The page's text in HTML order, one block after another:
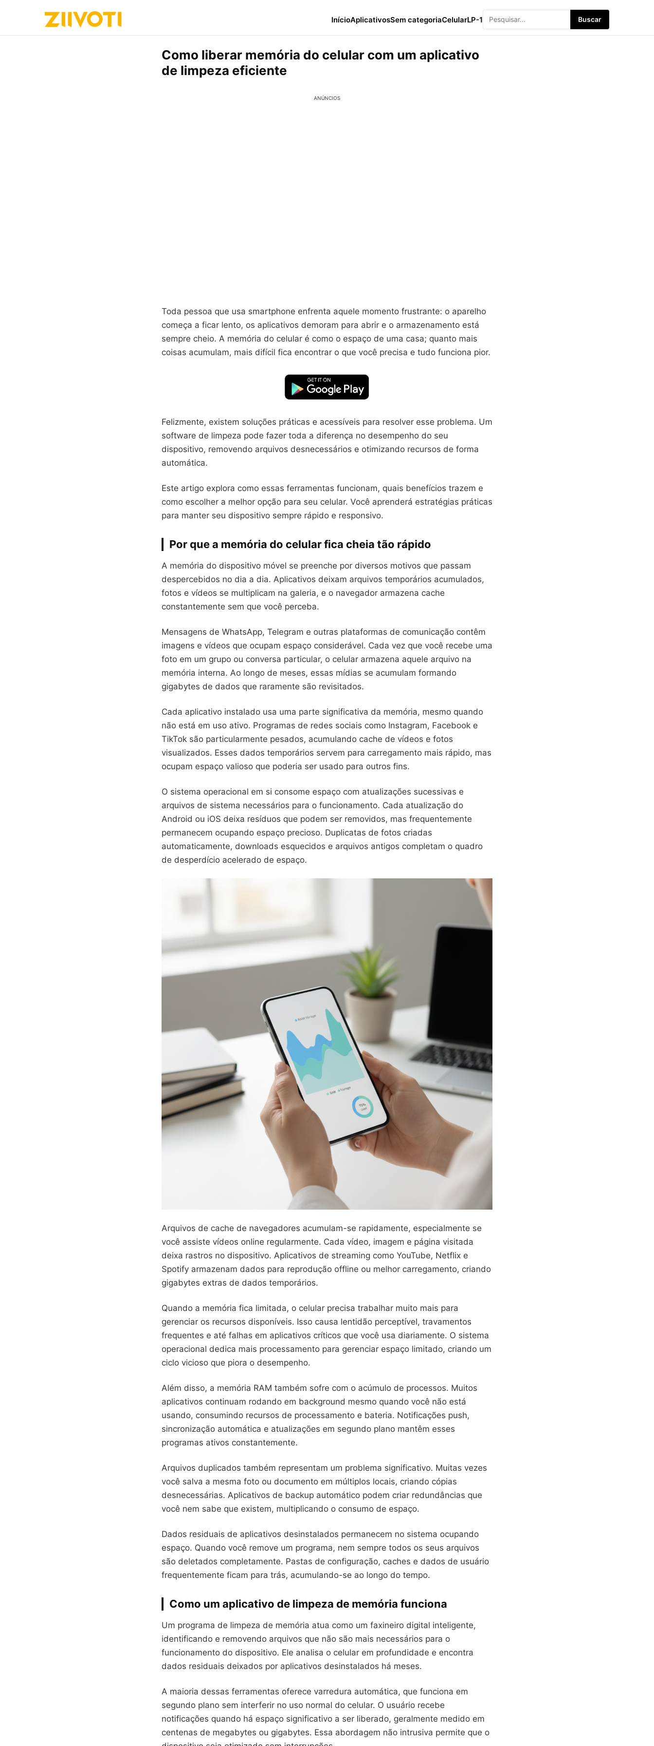
InícioAplicativosSem categoriaCelularLP-1 Buscar
Como liberar memória do celular com um aplicativo
de limpeza eficiente
ANÚNCIOS
Toda pessoa que usa smartphone enfrenta aquele momento frustrante: o aparelho
começa a ficar lento, os aplicativos demoram para abrir e o armazenamento está
sempre cheio. A memória do celular é como o espaço de uma casa; quanto mais
coisas acumulam, mais difícil fica encontrar o que você precisa e tudo funciona pior.
Felizmente, existem soluções práticas e acessíveis para resolver esse problema. Um
software de limpeza pode fazer toda a diferença no desempenho do seu
dispositivo, removendo arquivos desnecessários e otimizando recursos de forma
automática.
Este artigo explora como essas ferramentas funcionam, quais benefícios trazem e
como escolher a melhor opção para seu celular. Você aprenderá estratégias práticas
para manter seu dispositivo sempre rápido e responsivo.
Por que a memória do celular fica cheia tão rápido
A memória do dispositivo móvel se preenche por diversos motivos que passam
despercebidos no dia a dia. Aplicativos deixam arquivos temporários acumulados,
fotos e vídeos se multiplicam na galeria, e o navegador armazena cache
constantemente sem que você perceba.
Mensagens de WhatsApp, Telegram e outras plataformas de comunicação contêm
imagens e vídeos que ocupam espaço considerável. Cada vez que você recebe uma
foto em um grupo ou conversa particular, o celular armazena aquele arquivo na
memória interna. Ao longo de meses, essas mídias se acumulam formando
gigabytes de dados que raramente são revisitados.
Cada aplicativo instalado usa uma parte significativa da memória, mesmo quando
não está em uso ativo. Programas de redes sociais como Instagram, Facebook e
TikTok são particularmente pesados, acumulando cache de vídeos e fotos
visualizados. Esses dados temporários servem para carregamento mais rápido, mas
ocupam espaço valioso que poderia ser usado para outros fins.
O sistema operacional em si consome espaço com atualizações sucessivas e
arquivos de sistema necessários para o funcionamento. Cada atualização do
Android ou iOS deixa resíduos que podem ser removidos, mas frequentemente
permanecem ocupando espaço precioso. Duplicatas de fotos criadas
automaticamente, downloads esquecidos e arquivos antigos completam o quadro
de desperdício acelerado de espaço.
Arquivos de cache de navegadores acumulam-se rapidamente, especialmente se
você assiste vídeos online regularmente. Cada vídeo, imagem e página visitada
deixa rastros no dispositivo. Aplicativos de streaming como YouTube, Netflix e
Spotify armazenam dados para reprodução offline ou melhor carregamento, criando
gigabytes extras de dados temporários.
Quando a memória fica limitada, o celular precisa trabalhar muito mais para
gerenciar os recursos disponíveis. Isso causa lentidão perceptível, travamentos
frequentes e até falhas em aplicativos críticos que você usa diariamente. O sistema
operacional dedica mais processamento para gerenciar espaço limitado, criando um
ciclo vicioso que piora o desempenho.
Além disso, a memória RAM também sofre com o acúmulo de processos. Muitos
aplicativos continuam rodando em background mesmo quando você não está
usando, consumindo recursos de processamento e bateria. Notificações push,
sincronização automática e atualizações em segundo plano mantêm esses
programas ativos constantemente.
Arquivos duplicados também representam um problema significativo. Muitas vezes
você salva a mesma foto ou documento em múltiplos locais, criando cópias
desnecessárias. Aplicativos de backup automático podem criar redundâncias que
você nem sabe que existem, multiplicando o consumo de espaço.
Dados residuais de aplicativos desinstalados permanecem no sistema ocupando
espaço. Quando você remove um programa, nem sempre todos os seus arquivos
são deletados completamente. Pastas de configuração, caches e dados de usuário
frequentemente ficam para trás, acumulando-se ao longo do tempo.
Como um aplicativo de limpeza de memória funciona
Um programa de limpeza de memória atua como um faxineiro digital inteligente,
identificando e removendo arquivos que não são mais necessários para o
funcionamento do dispositivo. Ele analisa o celular em profundidade e encontra
dados residuais deixados por aplicativos desinstalados há meses.
A maioria dessas ferramentas oferece varredura automática, que funciona em
segundo plano sem interferir no uso normal do celular. O usuário recebe
notificações quando há espaço significativo a ser liberado, geralmente medido em
centenas de megabytes ou gigabytes. Essa abordagem não intrusiva permite que o